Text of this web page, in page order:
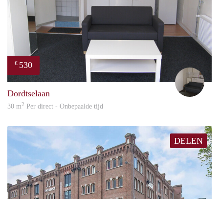
€ 530
Dordtselaan
30 m2 Per direct - Onbepaalde tijd
DELEN